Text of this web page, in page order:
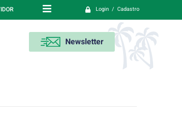
Login / Cadastro
Newsletter